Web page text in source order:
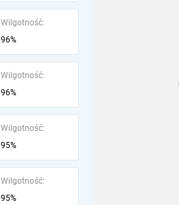
Wilgotność:
96%
Wilgotność:
96%
Wilgotność:
95%
Wilgotność:
95%